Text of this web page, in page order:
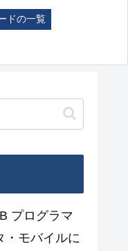
ドの一覧
プログラマ
・モバイルに